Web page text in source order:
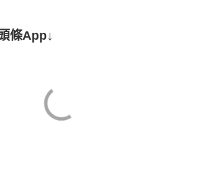
條App↓